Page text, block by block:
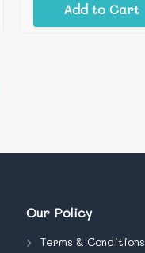
Add to Cart
Our Policy
Terms & Conditions